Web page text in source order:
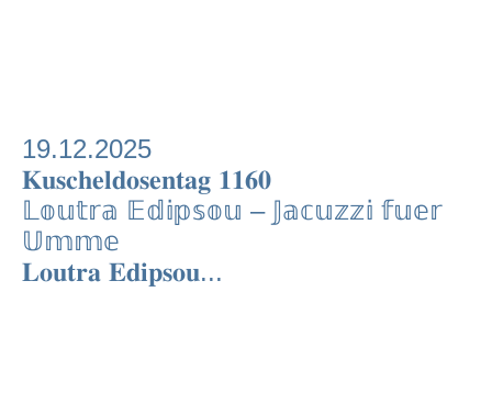
19.12.2025
𝐊𝐮𝐬𝐜𝐡𝐞𝐥𝐝𝐨𝐬𝐞𝐧𝐭𝐚𝐠 𝟏𝟏𝟔𝟎
𝕃𝕠𝕦𝕥𝕣𝕒 𝔼𝕕𝕚𝕡𝕤𝕠𝕦 – 𝕁𝕒𝕔𝕦𝕫𝕫𝕚 𝕗𝕦𝕖𝕣
𝕌𝕞𝕞𝕖
𝐋𝐨𝐮𝐭𝐫𝐚 𝐄𝐝𝐢𝐩𝐬𝐨𝐮...